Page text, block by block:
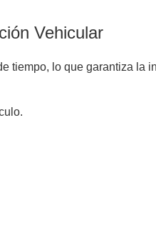
Vehicular
tiempo, lo que garantiza la